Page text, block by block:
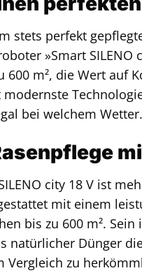
stets perfekt
»Smart
600 m², die Wert auf
bei welchem Wetter.
city 18 V ist
mit einem
bis zu 600 m².
natürlicher Dünger
Vergleich zu